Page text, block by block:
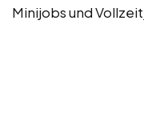
Minijobs und